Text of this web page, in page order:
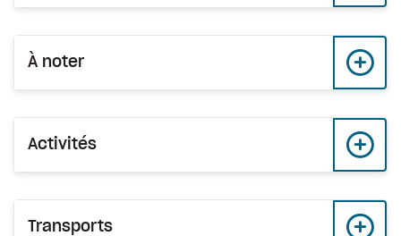
À noter
Activités
Transports